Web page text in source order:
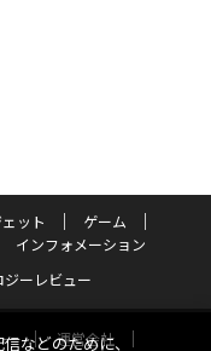
ット
ゲーム
インフォメーション
ジーレビュー
運営会社
などのために、